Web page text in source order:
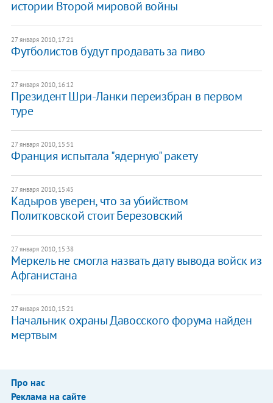
истории Второй мировой войны
27 января 2010, 17:21
Футболистов будут продавать за пиво
27 января 2010, 16:12
Президент Шри-Ланки переизбран в первом
туре
27 января 2010, 15:51
Франция испытала "ядерную" ракету
27 января 2010, 15:45
Кадыров уверен, что за убийством
Политковской стоит Березовский
27 января 2010, 15:38
Меркель не смогла назвать дату вывода войск из
Афганистана
27 января 2010, 15:21
Начальник охраны Давосского форума найден
мертвым
Про нас
Реклама на сайте